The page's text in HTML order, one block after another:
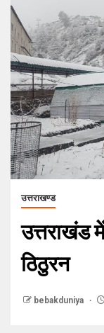
उत्तराखण्ड
उत्तराखंड
ठिठुरन
bebakduniya